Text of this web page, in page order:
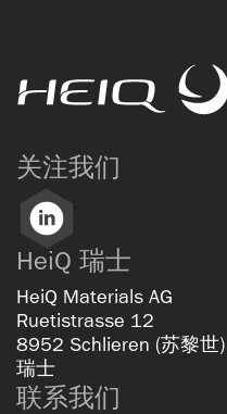
关注我们
LinkedIn
HeiQ 瑞士
HeiQ Materials AG
Ruetistrasse 12
8952 Schlieren (苏黎世)
瑞士
联系我们